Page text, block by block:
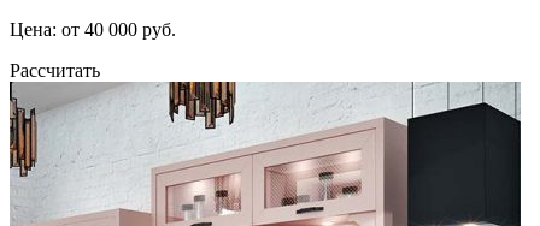
Цена: от 40 000 руб.
Рассчитать